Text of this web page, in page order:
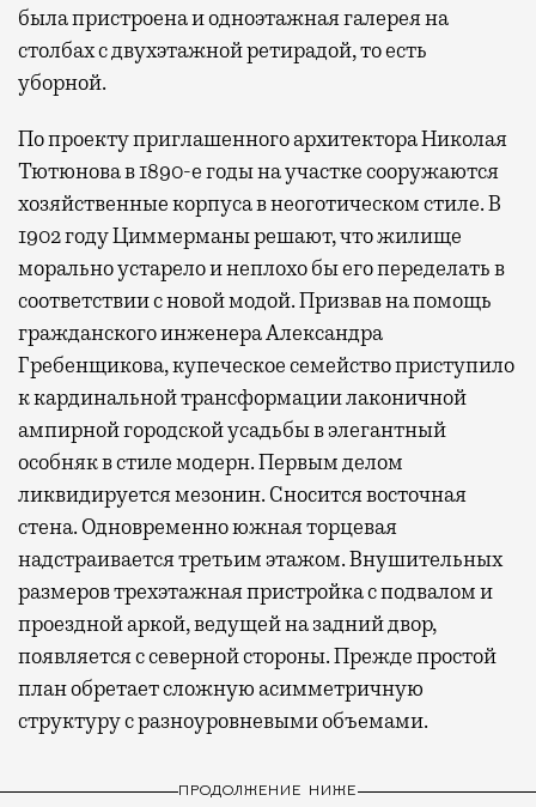
была пристроена и одноэтажная галерея на
столбах с двухэтажной ретирадой, то есть
уборной.
По проекту приглашенного архитектора Николая
Тютюнова в 1890-е годы на участке сооружаются
хозяйственные корпуса в неоготическом стиле. В
1902 году Циммерманы решают, что жилище
морально устарело и неплохо бы его переделать в
соответствии с новой модой. Призвав на помощь
гражданского инженера Александра
Гребенщикова, купеческое семейство приступило
к кардинальной трансформации лаконичной
ампирной городской усадьбы в элегантный
особняк в стиле модерн. Первым делом
ликвидируется мезонин. Сносится восточная
стена. Одновременно южная торцевая
надстраивается третьим этажом. Внушительных
размеров трехэтажная пристройка с подвалом и
проездной аркой, ведущей на задний двор,
появляется с северной стороны. Прежде простой
план обретает сложную асимметричную
структуру с разноуровневыми объемами.
ПРОДОЛЖЕНИЕ НИЖЕ